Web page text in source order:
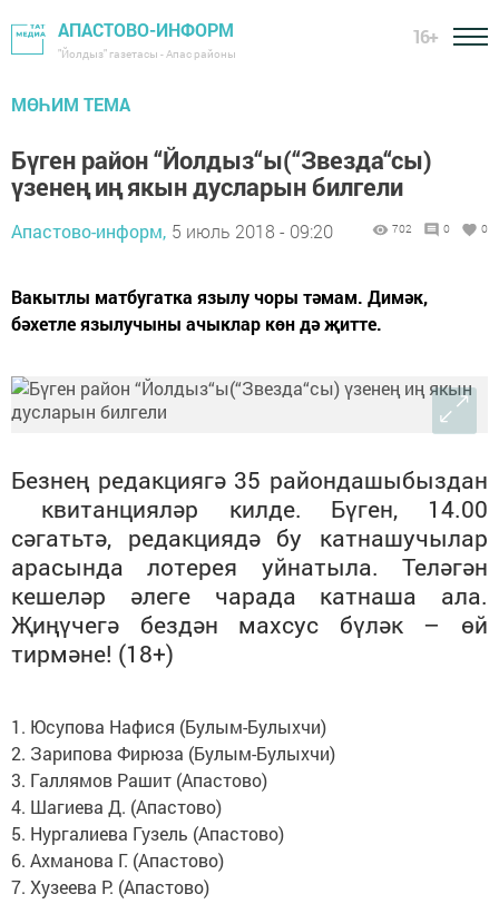
АПАСТОВО-ИНФОРМ
"Йолдыз" газетасы - Апас районы
16+
МӨҺИМ ТЕМА
Бүген район “Йолдыз“ы(“Звезда“сы)
үзенең иң якын дусларын билгели
Апастово-информ, 5 июль 2018 - 09:20 702 0 0
Вакытлы матбугатка язылу чоры тәмам. Димәк,
бәхетле язылучыны ачыклар көн дә җитте.
Безнең редакциягә 35 райондашыбыздан
квитанцияләр килде. Бүген,14.00
сәгатьтә, редакциядә бу катнашучылар
арасында лотерея уйнатыла. Теләгән
кешеләр әлеге чарада катнаша ала.
Җиңүчегә бездән махсус бүләк – өй
тирмәне! (18+)
1. Юсупова Нафися (Булым-Булыхчи)
2. Зарипова Фирюза (Булым-Булыхчи)
3. Галлямов Рашит (Апастово)
4. Шагиева Д. (Апастово)
5. Нургалиева Гузель (Апастово)
6. Ахманова Г. (Апастово)
7. Хузеева Р. (Апастово)